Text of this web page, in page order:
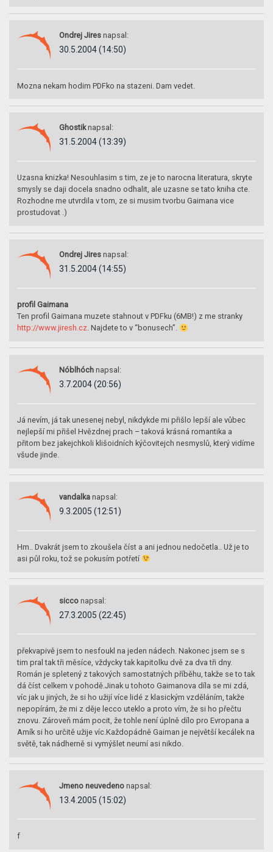
Ondrej Jires napsal:
30.5.2004 (14:50)
Mozna nekam hodim PDFko na stazeni. Dam vedet.
Ghostik napsal:
31.5.2004 (13:39)
Uzasna knizka! Nesouhlasim s tim, ze je to narocna literatura, skryte
smysly se daji docela snadno odhalit, ale uzasne se tato kniha cte.
Rozhodne me utvrdila v tom, ze si musim tvorbu Gaimana vice
prostudovat .)
Ondrej Jires napsal:
31.5.2004 (14:55)
profil Gaimana
Ten profil Gaimana muzete stahnout v PDFku (6MB!) z me stranky
http://www.jiresh.cz. Najdete to v “bonusech”.
Nóblhóch napsal:
3.7.2004 (20:56)
Já nevím, já tak unesenej nebyl, nikdykde mi přišlo lepší ale vůbec
nejlepší mi přišel Hvězdnej prach – taková krásná romantika a
přitom bez jakejchkoli klišoidních kýčovitejch nesmyslů, který vidíme
všude jinde.
vandalka napsal:
9.3.2005 (12:51)
Hm.. Dvakrát jsem to zkoušela číst a ani jednou nedočetla.. Už je to
asi půl roku, tož se pokusím potřetí
sicco napsal:
27.3.2005 (22:45)
překvapivě jsem to nesfoukl na jeden nádech. Nakonec jsem se s
tim pral tak tři měsíce, vždycky tak kapitolku dvě za dva tři dny.
Román je spletený z takových samostatných příběhu, takže se to tak
dá číst celkem v pohodě.Jinak u tohoto Gaimanova díla se mi zdá,
víc jak u jiných, že si ho užijí více lidé z klasickým vzděláním, takže
nepopírám, že mi z děje lecco uteklo a proto vím, že si ho přečtu
znovu. Zároveň mám pocit, že tohle není úplně dílo pro Evropana a
Amík si ho určitě užije víc.Každopádně Gaiman je největší kecálek na
světě, tak nádherně si vymýšlet neumí asi nikdo.
Jmeno neuvedeno napsal:
13.4.2005 (15:02)
f